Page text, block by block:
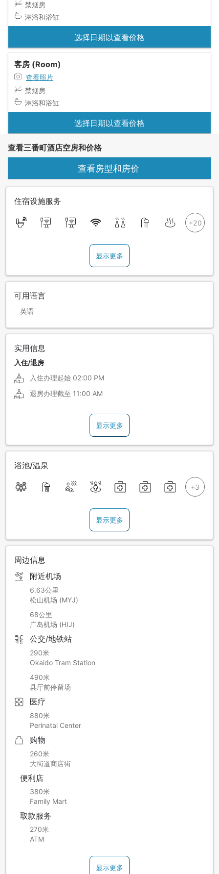
禁烟房
淋浴和浴缸
选择日期以查看价格
客房 (Room)
查看照片
禁烟房
淋浴和浴缸
选择日期以查看价格
查看三番町酒店空房和价格
查看房型和房价
住宿设施服务
显示更多
可用语言
英语
实用信息
入住/退房
入住办理起始 02:00 PM
退房办理截至 11:00 AM
显示更多
浴池/温泉
显示更多
周边信息
附近机场
6.63公里
松山机场 (MYJ)
68公里
广岛机场 (HIJ)
公交/地铁站
290米
Okaido Tram Station
490米
县厅前停留场
医疗
880米
Perinatal Center
购物
260米
大街道商店街
便利店
380米
Family Mart
取款服务
270米
ATM
显示更多